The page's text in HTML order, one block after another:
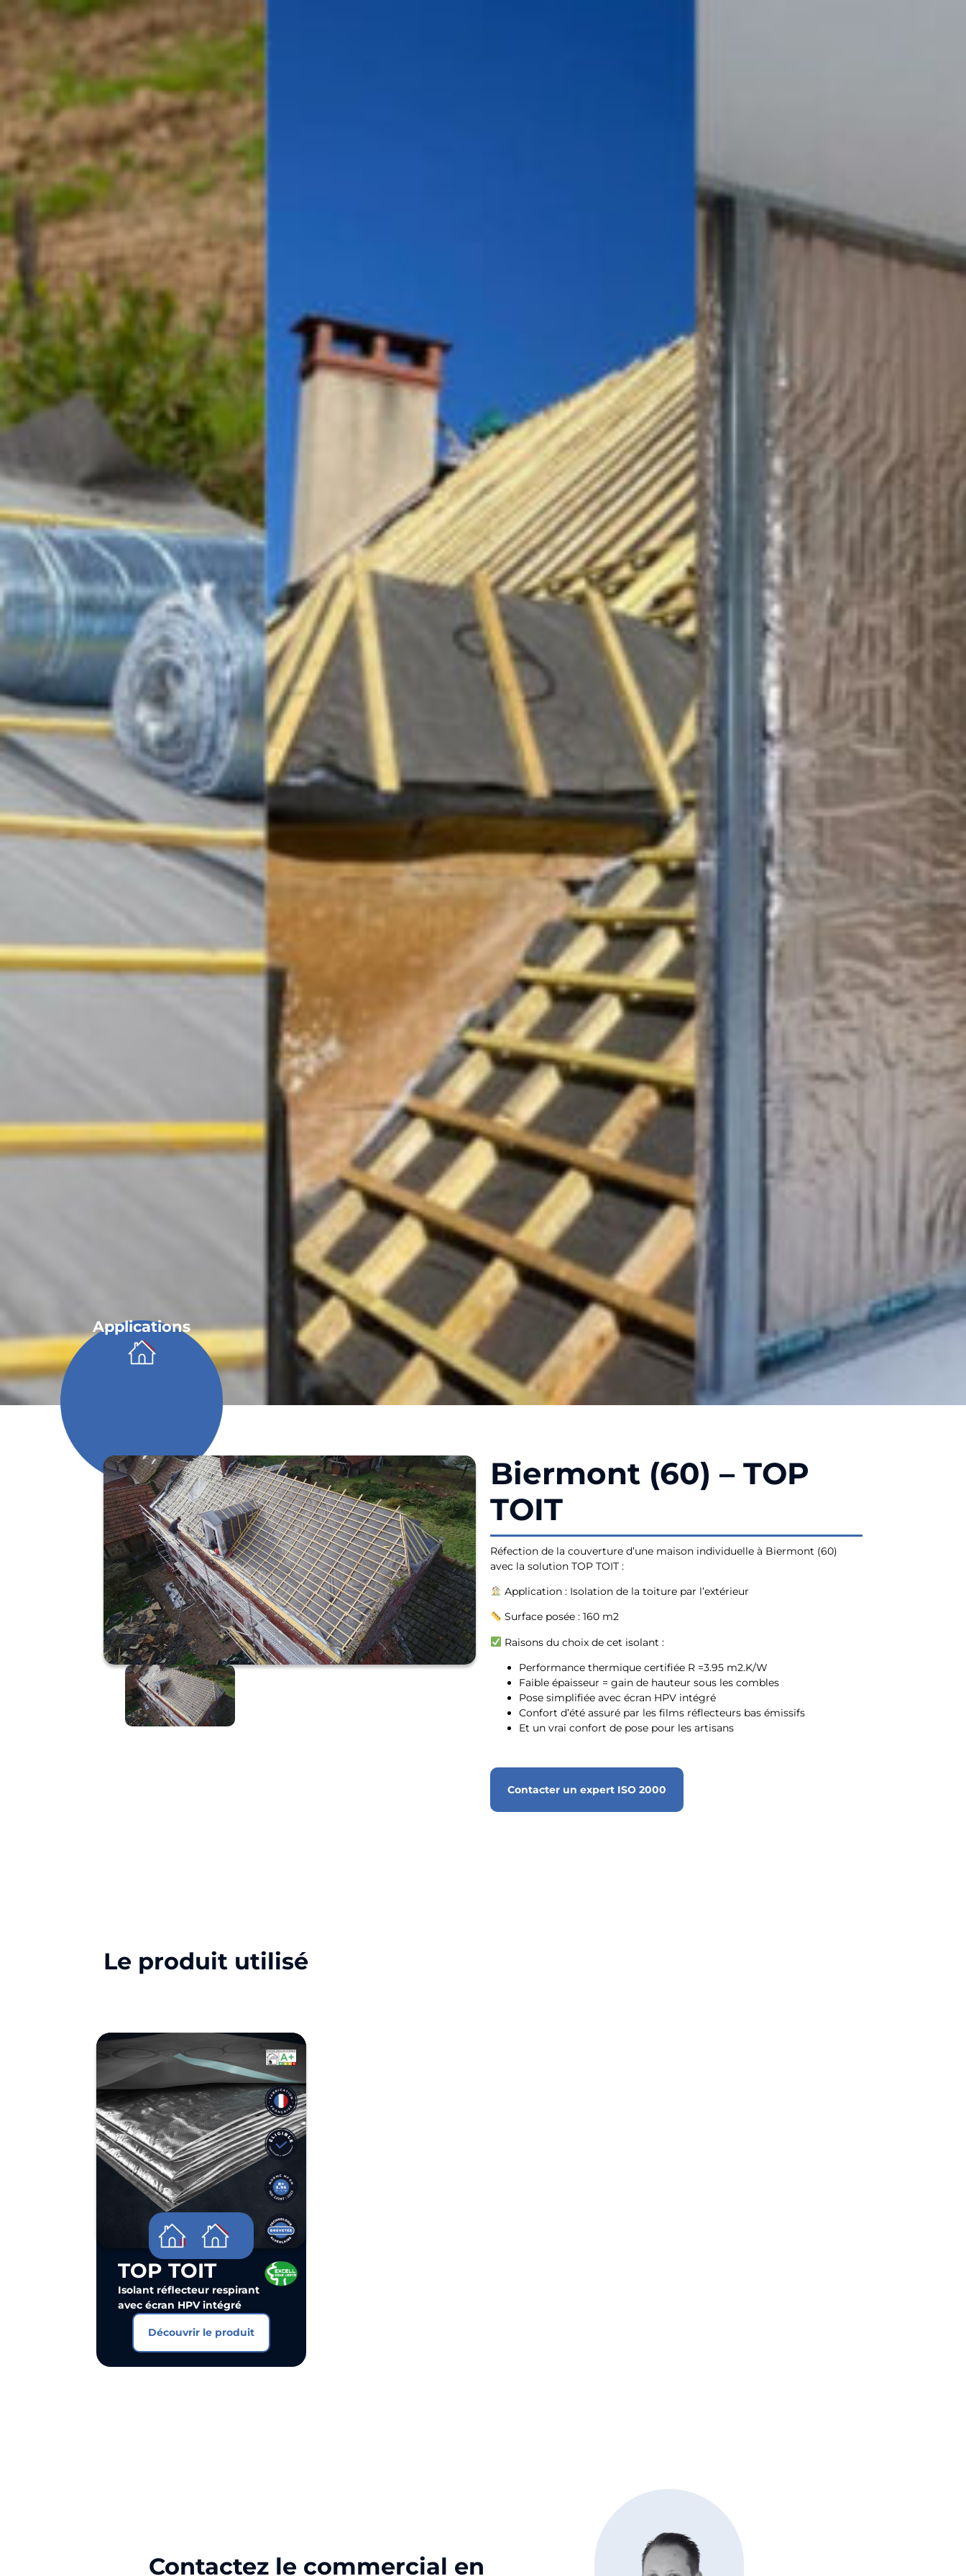
Applications
Biermont (60) – TOP
TOIT
Réfection de la couverture d’une maison individuelle à Biermont (60)
avec la solution TOP TOIT :
Application : Isolation de la toiture par l’extérieur
Surface posée : 160 m2
Raisons du choix de cet isolant :
Performance thermique certifiée R =3.95 m2.K/W
Faible épaisseur = gain de hauteur sous les combles
Pose simplifiée avec écran HPV intégré
Confort d’été assuré par les films réflecteurs bas émissifs
Et un vrai confort de pose pour les artisans
Contacter un expert ISO 2000
Le produit utilisé
TOP TOIT
Isolant réflecteur respirant
avec écran HPV intégré
Découvrir le produit
Contactez le commercial en